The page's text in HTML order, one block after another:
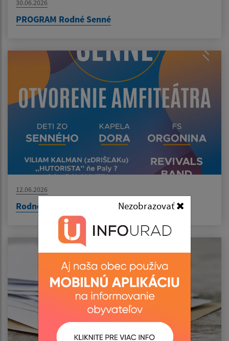
Nezobrazovať
30.06.2026
PROGRAM Rodné Senné
12.06.2026
Rodné Senné